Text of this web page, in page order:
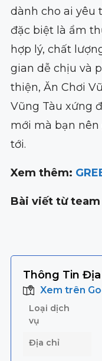
dành cho ai yêu
đặc biệt là ẩm
hợp lý, chất
gian dễ chịu và
thiện, Ăn Chơi
Vũng Tàu xứng
mới mà bạn
tới.
Xem thêm:
Bài viết từ team
Thông Tin
Xem trên
Loại dịch
vụ
Địa chỉ